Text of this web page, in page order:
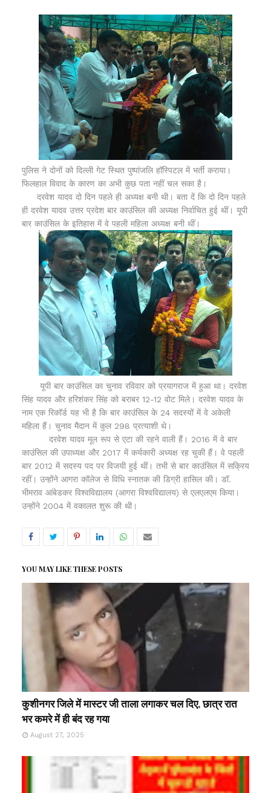
पुलिस ने दोनों को दिल्‍ली गेट स्थित पुष्‍पांजलि हॉस्पिटल में भर्ती कराया।
फिलहाल विवाद के कारण का अभी कुछ पता नहीं चल सका है।
दरवेश यादव दो दिन पहले ही अध्यक्ष बनी थी। बता दें कि दो दिन पहले
ही दरवेश यादव उत्तर प्रदेश बार काउंसिल की अध्यक्ष निर्वाचित हुई थीं। यूपी
बार काउंसिल के इतिहास में वे पहली महिला अध्यक्ष बनी थीं।
यूपी बार काउंसिल का चुनाव रविवार को प्रयागराज में हुआ था। दरवेश
सिंह यादव और हरिशंकर सिंह को बराबर 12-12 वोट मिले। दरवेश यादव के
नाम एक रिकॉर्ड यह भी है कि बार काउंसिल के 24 सदस्यों में वे अकेली
महिला हैं। चुनाव मैदान में कुल 298 प्रत्याशी थे।
दरवेश यादव मूल रूप से एटा की रहने वाली हैं। 2016 में वे बार
काउंसिल की उपाध्यक्ष और 2017 में कर्यकारी अध्यक्ष रह चुकी हैं। वे पहली
बार 2012 में सदस्य पद पर विजयी हुई थीं। तभी से बार काउंसिल में सक्रिय
रहीं। उन्होंने आगरा कॉलेज से विधि स्नातक की डिग्री हासिल की। डॉ.
भीमराव आंबेडकर विश्वविद्यालय (आगरा विश्वविद्यालय) से एलएलएम किया।
उन्होंने 2004 में वकालत शुरू की थी।
YOU MAY LIKE THESE POSTS
कुशीनगर जिले में मास्टर जी ताला लगाकर चल दिए, छात्र रात
भर कमरे में ही बंद रह गया
August 27, 2025